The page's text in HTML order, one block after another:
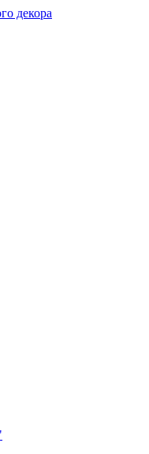
декора